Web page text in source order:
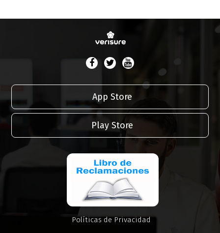
App Store
Play Store
Políticas de Privacidad